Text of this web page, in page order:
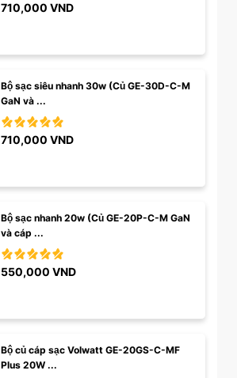
710,000 VND
Bộ sạc siêu nhanh 30w (Củ GE-30D-C-M
GaN và ...
710,000 VND
Bộ sạc nhanh 20w (Củ GE-20P-C-M GaN
và cáp ...
550,000 VND
Bộ củ cáp sạc Volwatt GE-20GS-C-MF
Plus 20W ...